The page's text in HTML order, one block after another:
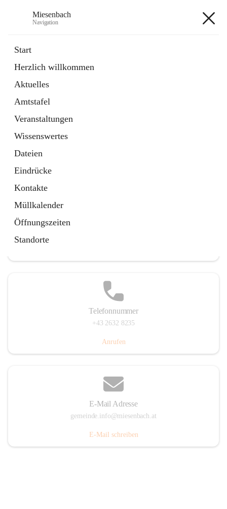
Miesenbach
Navigation
Start
Herzlich willkommen
Aktuelles
Amtstafel
Veranstaltungen
Wissenswertes
Dateien
Eindrücke
Kontakte
Müllkalender
Öffnungszeiten
Standorte
Externe Webseite
in
Tab
Region Schneebergland
Externe Webseite
öffnet
in
neuem
Tab
Telefonnummer
+43 2632 8235
Anrufen
E-Mail Adresse
gemeinde.info@miesenbach.at
E-Mail schreiben